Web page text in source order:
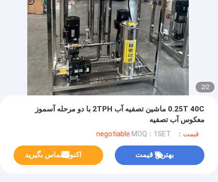
2
/
2
0.25T 40C ماشین تصفیه آب 2TPH با دو مرحله آسموز
معکوس آب تصفیه
قیمت：negotiable MOQ：1SET
بهترین قیمت اکنون تماس بگیرید